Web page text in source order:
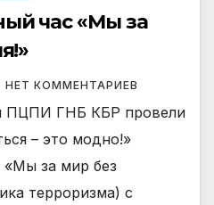
час «Мы за
НЕТ КОММЕНТАРИЕВ
ПЦПИ ГНБ КБР провели
– это модно!»
за мир без
терроризма) с